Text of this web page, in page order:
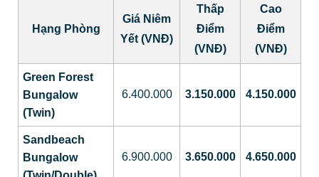
Hạng Phòng
Giá Niêm
Yết (VNĐ)
Thấp
Điểm
(VNĐ)
Cao
Điểm
(VNĐ)
Green Forest
Bungalow
(Twin)
6.400.000 3.150.000 4.150.000
Sandbeach
Bungalow
6.900.000 3.650.000 4.650.000